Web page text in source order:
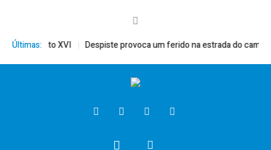
Últimas:
Bento XVI Despiste provoca um ferido na estrada do campo